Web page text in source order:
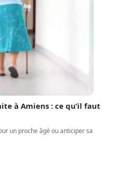
à Amiens : ce qu’il faut
un proche âgé ou anticiper sa